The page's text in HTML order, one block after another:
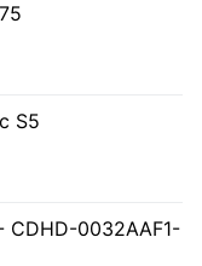
S5
CDHD-0032AAF1-